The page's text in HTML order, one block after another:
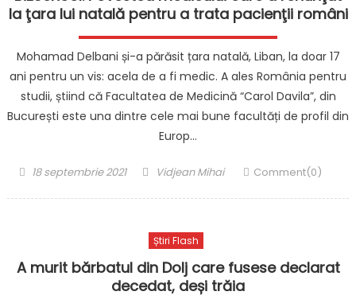
la ţara lui natală pentru a trata pacienţii români
Mohamad Delbani și-a părăsit țara natală, Liban, la doar 17
ani pentru un vis: acela de a fi medic. A ales România pentru
studii, știind că Facultatea de Medicină “Carol Davila”, din
București este una dintre cele mai bune facultăți de profil din
Europ…
Posted
18 septembrie 2021 Author
Vidjean Mihai Comment(0)
Știri Flash
A murit bărbatul din Dolj care fusese declarat
decedat, deși trăia